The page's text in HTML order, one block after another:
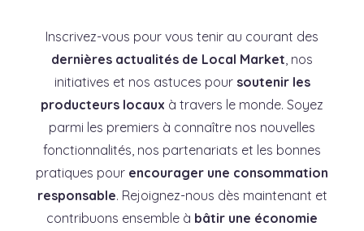
Inscrivez-vous pour vous tenir au courant des
dernières actualités de Local Market , nos
initiatives et nos astuces pour soutenir les
producteurs locaux à travers le monde. Soyez
parmi les premiers à connaître nos nouvelles
fonctionnalités, nos partenariats et les bonnes
pratiques pour encourager une consommation
responsable. Rejoignez-nous dès maintenant et
contribuons ensemble à bâtir une économie